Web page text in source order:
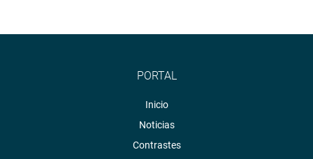
PORTAL
Inicio
Noticias
Contrastes